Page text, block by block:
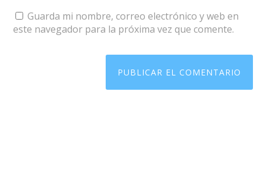
Guarda mi nombre, correo electrónico y web en
este navegador para la próxima vez que comente.